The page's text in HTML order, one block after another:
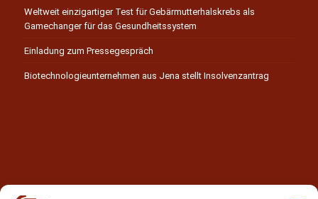
Weltweit einzigartiger Test für Gebärmutterhalskrebs als
Gamechanger für das Gesundheitssystem
Einladung zum Pressegespräch
Biotechnologieunternehmen aus Jena stellt Insolvenzantrag